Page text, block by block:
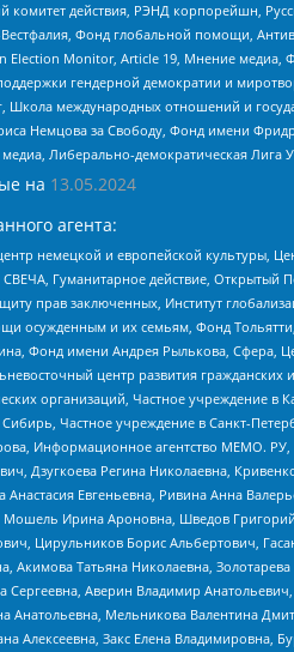
комитет действия, РЭНД корпорейшн,
Фонд глобальной помощи,
Monitor, Article 19, Мнение
гендерной демократии и
международных отношений и
Немцова за Свободу, Фонд имени
Либерально-демократическая Лига
на 13.05.2024
агента:
немецкой и европейской культуры,
Гуманитарное действие, Открытый
прав заключенных, Институт
и их семьям, Фонд
Фонд имени Андрея Рылькова,
центр развития
организаций, Частное учреждение в
Частное учреждение в Санкт-
Информационное агентство МЕМО.
Дзугкоева Регина Николаевна,
Евгеньевна, Ривина Анна
Ирина Ароновна, Шведов
Цирульников Борис Альбертович,
Акимова Татьяна Николаевна,
Сергеевна, Аверин Владимир
Мельникова Валентина
Алексеевна, Закс Елена